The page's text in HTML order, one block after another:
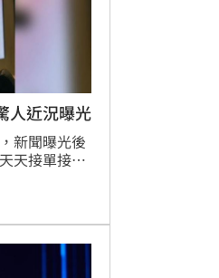
人近況曝光
新聞曝光後
天接單接到
氣倍數成長
瑣工序，不
鍋鏟炒菜